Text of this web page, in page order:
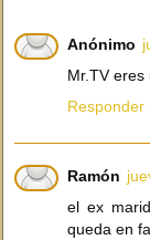
Anónimo
Mr.TV eres
Responder
Ramón
el ex
queda en